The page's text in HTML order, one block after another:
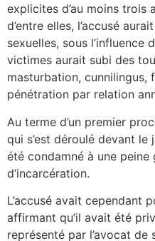
explicites d’au moins trois
d’entre elles, l’accusé
sexuelles, sous l’influence
victimes aurait subi des
masturbation, cunnilingus,
pénétration par relation
Au terme d’un premier
qui s’est déroulé devant
été condamné à une peine
d’incarcération.
L’accusé avait cependant
affirmant qu’il avait été
représenté par l’avocat